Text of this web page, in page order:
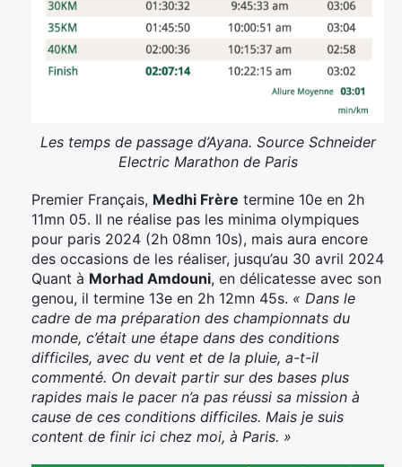
Les temps de passage d’Ayana. Source Schneider
Electric Marathon de Paris
Premier Français, Medhi Frère termine 10e en 2h
11mn 05. Il ne réalise pas les minima olympiques
pour paris 2024 (2h 08mn 10s), mais aura encore
des occasions de les réaliser, jusqu’au 30 avril 2024
Quant à Morhad Amdouni, en délicatesse avec son
genou, il termine 13e en 2h 12mn 45s. « Dans le
cadre de ma préparation des championnats du
monde, c’était une étape dans des conditions
difficiles, avec du vent et de la pluie, a-t-il
commenté. On devait partir sur des bases plus
rapides mais le pacer n’a pas réussi sa mission à
cause de ces conditions difficiles. Mais je suis
content de finir ici chez moi, à Paris. »